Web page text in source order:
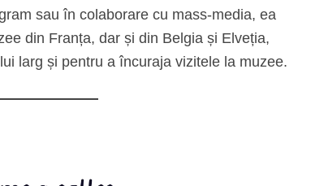
sau în colaborare cu mass-media, ea
din Franța, dar și din Belgia și Elveția,
larg și pentru a încuraja vizitele la muzee.